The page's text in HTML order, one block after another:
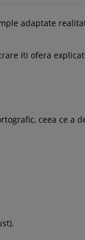
adaptate
iti ofera
ceea ce a